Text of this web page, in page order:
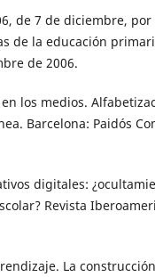
de 7 de diciembre,
de la educación
de 2006.
los medios.
Barcelona: Paidós
digitales:
Revista
La